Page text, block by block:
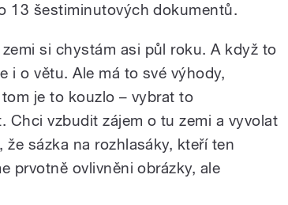
13 šestiminutových dokumentů.
si chystám asi půl roku. A když to
i o větu. Ale má to své výhody,
je to kouzlo – vybrat to
Chci vzbudit zájem o tu zemi a vyvolat
sázka na rozhlasáky, kteří ten
prvotně ovlivněni obrázky, ale